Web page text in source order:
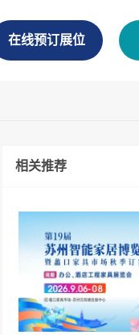
在线预订展位
相关推荐